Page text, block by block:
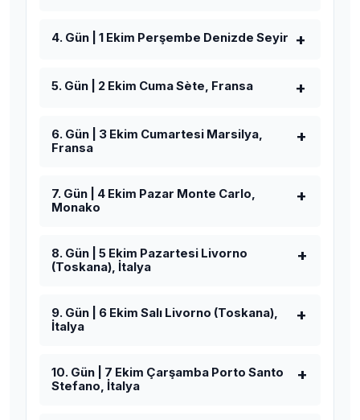
4. Gün | 1 Ekim Perşembe Denizde Seyir
5. Gün | 2 Ekim Cuma Sète, Fransa
6. Gün | 3 Ekim Cumartesi Marsilya,
Fransa
7. Gün | 4 Ekim Pazar Monte Carlo,
Monako
8. Gün | 5 Ekim Pazartesi Livorno
(Toskana), İtalya
9. Gün | 6 Ekim Salı Livorno (Toskana),
İtalya
10. Gün | 7 Ekim Çarşamba Porto Santo
Stefano, İtalya